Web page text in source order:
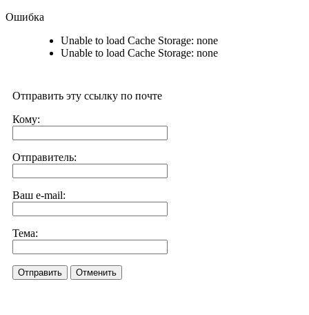
Ошибка
Unable to load Cache Storage: none
Unable to load Cache Storage: none
Отправить эту ссылку по почте
Кому:
Отправитель:
Ваш e-mail:
Тема:
Отправить Отменить